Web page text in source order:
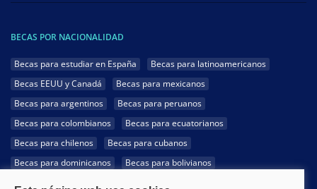
BECAS POR NACIONALIDAD
Becas para estudiar en España
Becas para latinoamericanos
Becas EEUU y Canadá
Becas para mexicanos
Becas para argentinos
Becas para peruanos
Becas para colombianos
Becas para ecuatorianos
Becas para chilenos
Becas para cubanos
Becas para dominicanos
Becas para bolivianos